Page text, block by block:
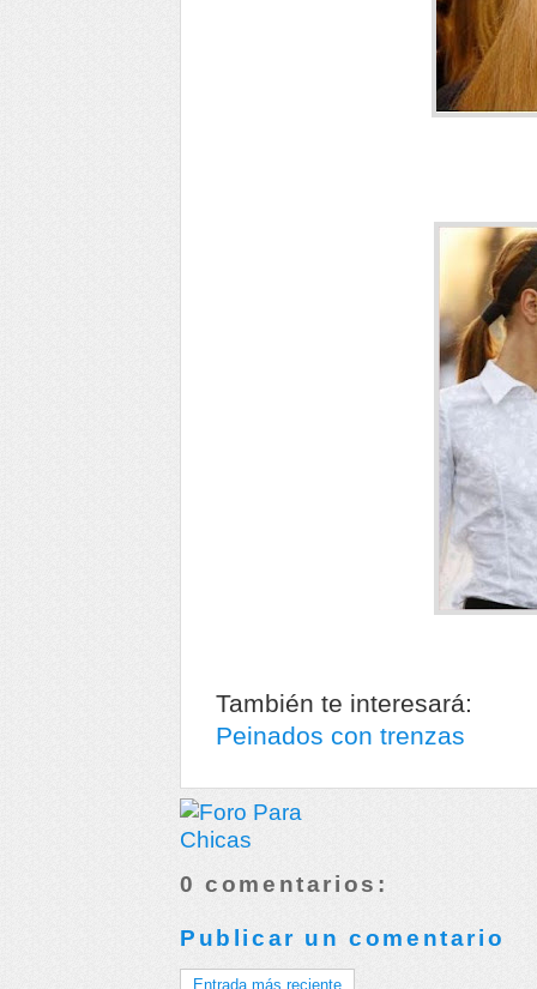
También te interesará:
Peinados con trenzas
0 comentarios:
Publicar un comentario
Entrada más reciente